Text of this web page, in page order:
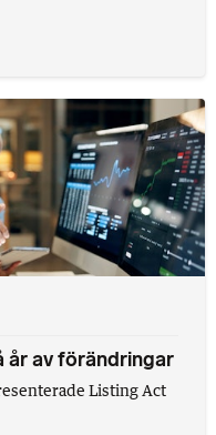
av förändringar
Listing Act